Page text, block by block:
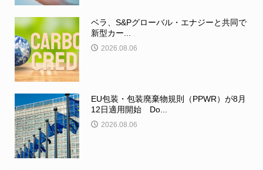
ベラ、S&Pグローバル・エナジーと共同で
新型カー...
2026.08.06
EU包装・包装廃棄物規則（PPWR）が8月
12日適用開始 Do...
2026.08.06